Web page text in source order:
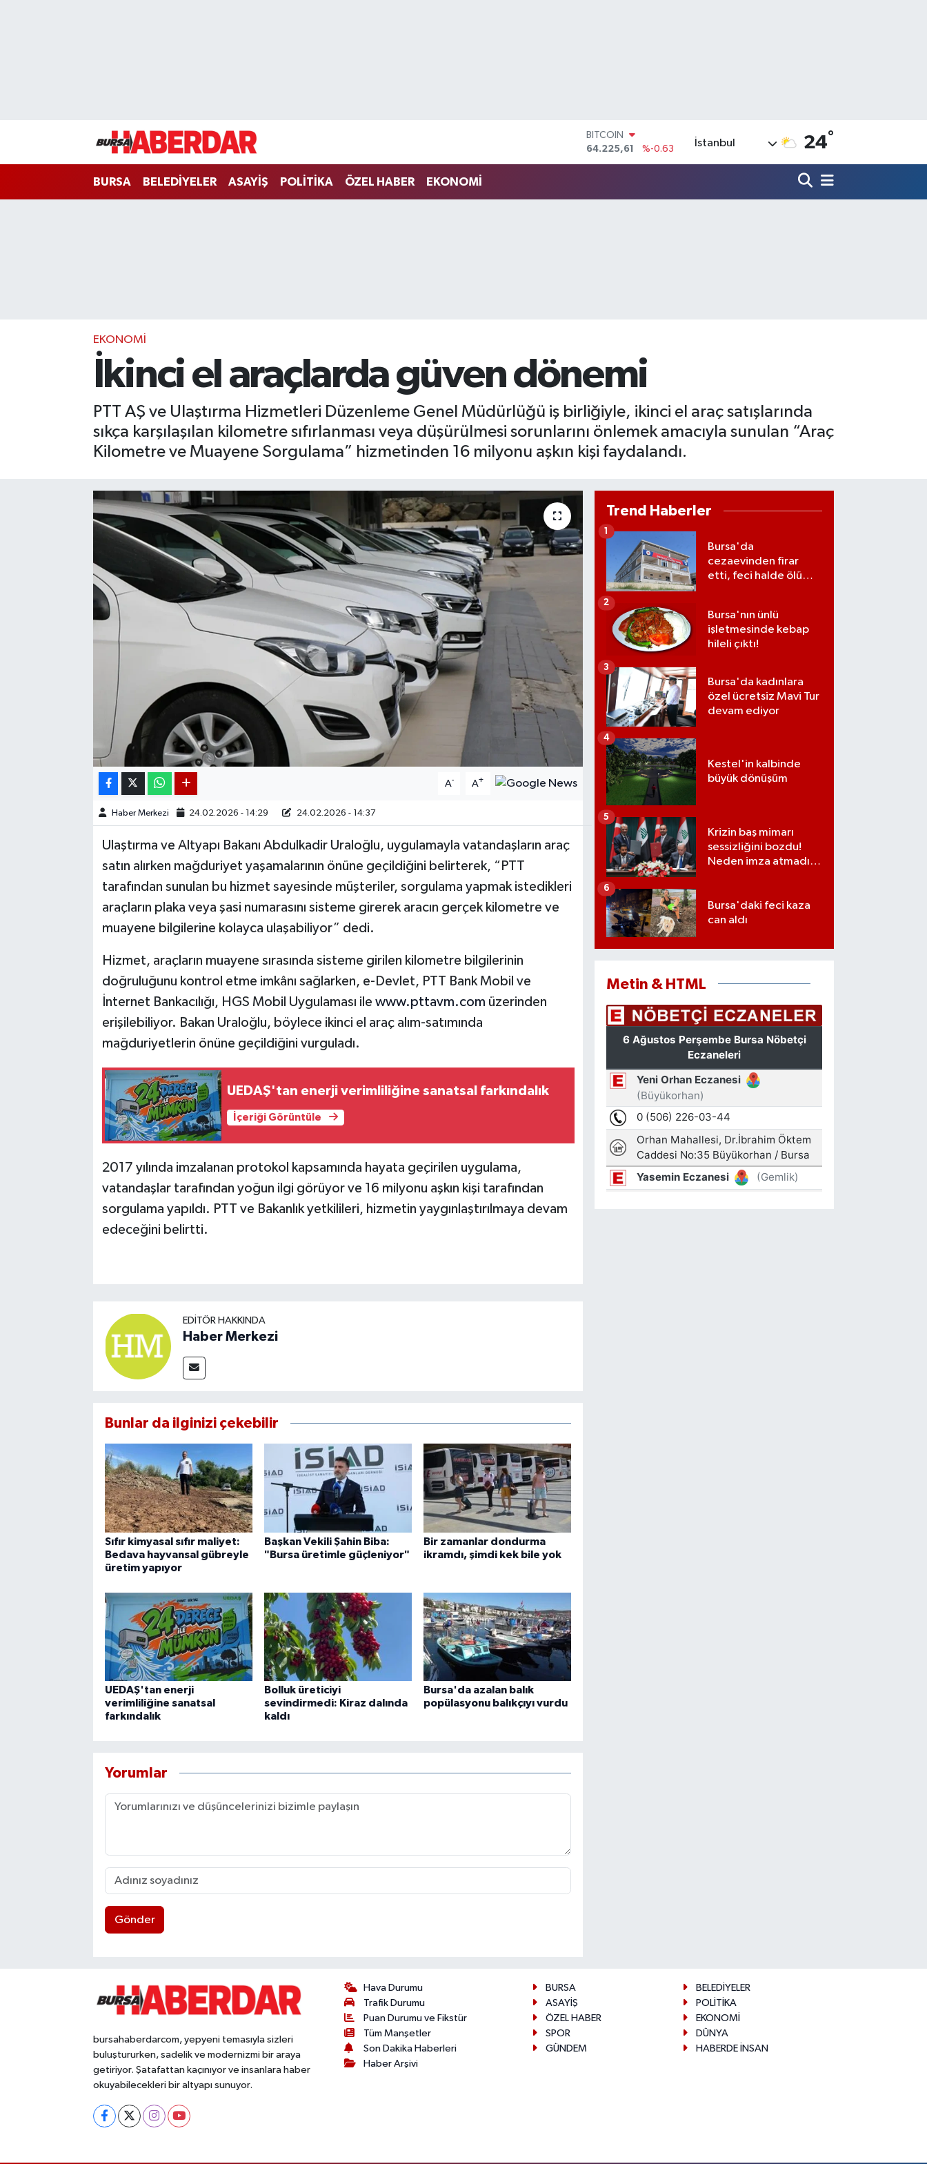
64.225,61
DOLAR
47,7143
%0.16
İstanbul 24°
BURSA BELEDİYELER ASAYİŞ POLİTİKA ÖZEL HABER EKONOMİ
EKONOMİ
İkinci el araçlarda güven dönemi
PTT AŞ ve Ulaştırma Hizmetleri Düzenleme Genel Müdürlüğü iş birliğiyle, ikinci el araç satışlarında
sıkça karşılaşılan kilometre sıfırlanması veya düşürülmesi sorunlarını önlemek amacıyla sunulan “Araç
Kilometre ve Muayene Sorgulama” hizmetinden 16 milyonu aşkın kişi faydalandı.
A- A+
Haber Merkezi 24.02.2026 - 14:29 24.02.2026 - 14:37
Ulaştırma ve Altyapı Bakanı Abdulkadir Uraloğlu, uygulamayla vatandaşların araç
satın alırken mağduriyet yaşamalarının önüne geçildiğini belirterek, “PTT
tarafından sunulan bu hizmet sayesinde müşteriler, sorgulama yapmak istedikleri
araçların plaka veya şasi numarasını sisteme girerek aracın gerçek kilometre ve
muayene bilgilerine kolayca ulaşabiliyor” dedi.
Hizmet, araçların muayene sırasında sisteme girilen kilometre bilgilerinin
doğruluğunu kontrol etme imkânı sağlarken, e-Devlet, PTT Bank Mobil ve
İnternet Bankacılığı, HGS Mobil Uygulaması ile www.pttavm.com üzerinden
erişilebiliyor. Bakan Uraloğlu, böylece ikinci el araç alım-satımında
mağduriyetlerin önüne geçildiğini vurguladı.
UEDAŞ'tan enerji verimliliğine sanatsal farkındalık
İçeriği Görüntüle
2017 yılında imzalanan protokol kapsamında hayata geçirilen uygulama,
vatandaşlar tarafından yoğun ilgi görüyor ve 16 milyonu aşkın kişi tarafından
sorgulama yapıldı. PTT ve Bakanlık yetkilileri, hizmetin yaygınlaştırılmaya devam
edeceğini belirtti.
EDITÖR HAKKINDA
Haber Merkezi
Bunlar da ilginizi çekebilir
Sıfır kimyasal sıfır maliyet:
Bedava hayvansal gübreyle
üretim yapıyor
Başkan Vekili Şahin Biba:
"Bursa üretimle güçleniyor"
Bir zamanlar dondurma
ikramdı, şimdi kek bile yok
UEDAŞ'tan enerji
verimliliğine sanatsal
farkındalık
Bolluk üreticiyi
sevindirmedi: Kiraz dalında
kaldı
Bursa'da azalan balık
popülasyonu balıkçıyı vurdu
Yorumlar
Gönder
Trend Haberler
Bursa'da
cezaevinden firar
etti, feci halde ölü
1
Bursa'nın ünlü
işletmesinde kebap
hileli çıktı!
2
Bursa'da kadınlara
özel ücretsiz Mavi Tur
devam ediyor
3
Kestel'in kalbinde
büyük dönüşüm
4
Krizin baş mimarı
sessizliğini bozdu!
Neden imza atmadığı
5
Bursa'daki feci kaza
can aldı
6
Metin & HTML
bursahaberdarcom, yepyeni temasıyla sizleri
buluştururken, sadelik ve modernizmi bir araya
getiriyor. Şatafattan kaçınıyor ve insanlara haber
okuyabilecekleri bir altyapı sunuyor.
Hava Durumu
Trafik Durumu
Puan Durumu ve Fikstür
Tüm Manşetler
Son Dakika Haberleri
Haber Arşivi
BURSA
BELEDİYELER
ASAYİŞ
POLİTİKA
ÖZEL HABER
EKONOMİ
SPOR
DÜNYA
GÜNDEM
HABERDE İNSAN
Tüm Manşetler